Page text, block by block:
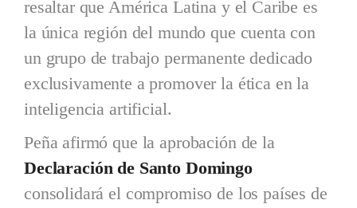
resaltar que América Latina y el Caribe es
la única región del mundo que cuenta con
un grupo de trabajo permanente dedicado
exclusivamente a promover la ética en la
inteligencia artificial.
Peña afirmó que la aprobación de la
Declaración de Santo Domingo
consolidará el compromiso de los países de